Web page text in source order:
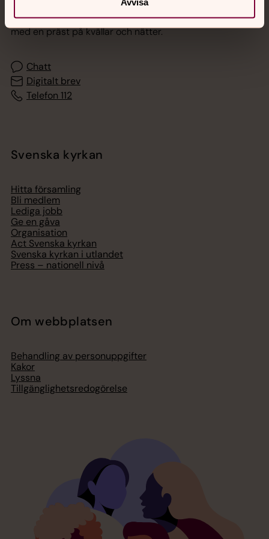
Akut samtals- och krisstöd. Prata eller chatta anonymt
med en präst på kvällar och nätter.
Chatt
Digitalt brev
Telefon 112
Svenska kyrkan
Hitta församling
Bli medlem
Lediga jobb
Ge en gåva
Organisation
Act Svenska kyrkan
Svenska kyrkan i utlandet
Press – nationell nivå
Om webbplatsen
Behandling av personuppgifter
Kakor
Lyssna
Tillgänglighetsredogörelse